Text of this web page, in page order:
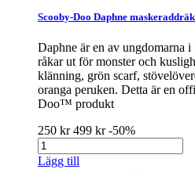
Scooby-Doo Daphne
Daphne är en av ungdomarna
råkar ut för monster och
klänning, grön scarf,
oranga peruken. Detta är en
Doo™ produkt
250 kr499 kr-50%
Lägg till